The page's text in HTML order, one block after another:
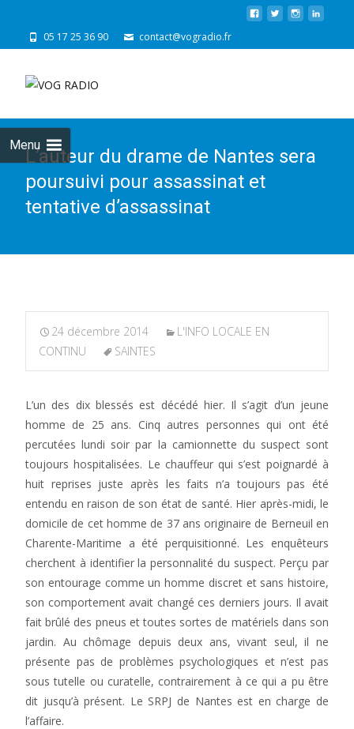
05 17 25 36 90 contact@vogradio.fr
Menu
L’auteur du drame de Nantes sera
poursuivi pour assassinat et
tentative d’assassinat
24 décembre 2014
L'INFO LOCALE EN
CONTINU
SAINTES
L’un des dix blessés est décédé hier. Il s’agit d’un jeune
homme de 25 ans. Cinq autres personnes qui ont été
percutées lundi soir par la camionnette du suspect sont
toujours hospitalisées. Le chauffeur qui s’est poignardé à
huit reprises juste après les faits n’a toujours pas été
entendu en raison de son état de santé. Hier après-midi, le
domicile de cet homme de 37 ans originaire de Berneuil en
Charente-Maritime a été perquisitionné. Les enquêteurs
cherchent à identifier la personnalité du suspect. Perçu par
son entourage comme un homme discret et sans histoire,
son comportement avait changé ces derniers jours. Il avait
fait brûlé des pneus et toutes sortes de matériels dans son
jardin. Au chômage depuis deux ans, vivant seul, il ne
présente pas de problèmes psychologiques et n’est pas
sous tutelle ou curatelle, contrairement à ce qui a pu être
dit jusqu’à présent. Le SRPJ de Nantes est en charge de
l’affaire.